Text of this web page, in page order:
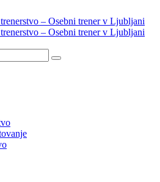
– Osebni trener v Ljubljani